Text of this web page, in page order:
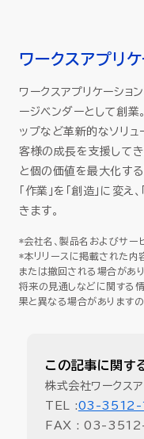
ワークスアプリ
ワークスアプリケーシ
ージベンダーとして創業
ップなど革新的なソリュ
客様の成長を支援して
と個の価値を最大化する
「作業」を「創造」に変え
きます。
*会社名、製品名およびサー
*本リリースに掲載された内
または撤回される場合があ
将来の見通しなどに関する
果と異なる場合がありますの
この記事に関す
株式会社ワークス
TEL :03-3512-
FAX : 03-